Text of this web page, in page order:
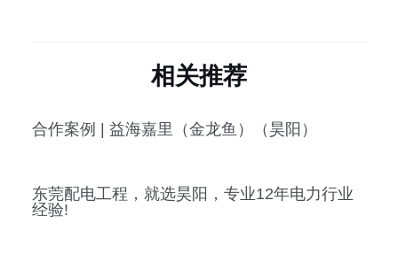
相关推荐
合作案例 | 益海嘉里（金龙鱼）（昊阳）
东莞配电工程，就选昊阳，专业12年电力行业
经验!